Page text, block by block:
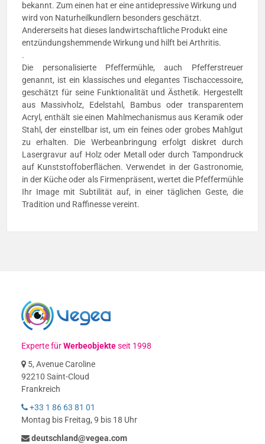
bekannt. Zum einen hat er eine antidepressive Wirkung und
wird von Naturheilkundlern besonders geschätzt.
Andererseits hat dieses landwirtschaftliche Produkt eine
entzündungshemmende Wirkung und hilft bei Arthritis.
.
Die personalisierte Pfeffermühle, auch Pfefferstreuer
genannt, ist ein klassisches und elegantes Tischaccessoire,
geschätzt für seine Funktionalität und Ästhetik. Hergestellt
aus Massivholz, Edelstahl, Bambus oder transparentem
Acryl, enthält sie einen Mahlmechanismus aus Keramik oder
Stahl, der einstellbar ist, um ein feines oder grobes Mahlgut
zu erhalten. Die Werbeanbringung erfolgt diskret durch
Lasergravur auf Holz oder Metall oder durch Tampondruck
auf Kunststoffoberflächen. Verwendet in der Gastronomie,
in der Küche oder als Firmenpräsent, wertet die Pfeffermühle
Ihr Image mit Subtilität auf, in einer täglichen Geste, die
Tradition und Raffinesse vereint.
Experte fürWerbeobjekteseit 1998
5, Avenue Caroline
92210 Saint-Cloud
Frankreich
+33 1 86 63 81 01
Montag bis Freitag, 9 bis 18 Uhr
deutschland@vegea.com